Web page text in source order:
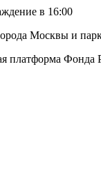
в 16:00
Москвы и
платформа Фонда